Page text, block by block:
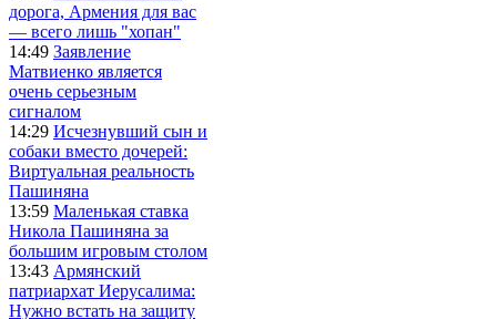
дорога, Армения для вас
— всего лишь "хопан"
14:49 Заявление
Матвиенко является
очень серьезным
сигналом
14:29 Исчезнувший сын и
собаки вместо дочерей:
Виртуальная реальность
Пашиняна
13:59 Маленькая ставка
Никола Пашиняна за
большим игровым столом
13:43 Армянский
патриархат Иерусалима:
Нужно встать на защиту